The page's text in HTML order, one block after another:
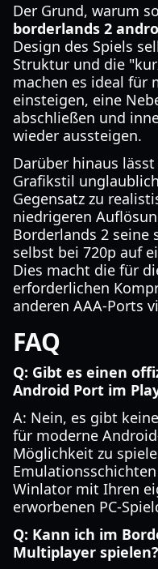
Der Grund, warum
borderlands 2
Design des Spiels
Struktur und die
machen es ideal für
einsteigen, eine
abschließen und
wieder aussteigen.
Darüber hinaus
Grafikstil
Gegensatz zu
niedrigeren
Borderlands 2 seine
selbst bei 720p auf
Dies macht die für
erforderlichen
anderen AAA-Ports
FAQ
Q: Gibt es einen
Android Port im
A: Nein, es gibt
für moderne
Möglichkeit zu
Winlator mit Ihren
erworbenen PC-
Q: Kann ich im
Multiplayer spielen?